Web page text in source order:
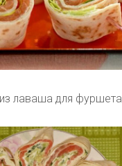
лаваша для фуршета